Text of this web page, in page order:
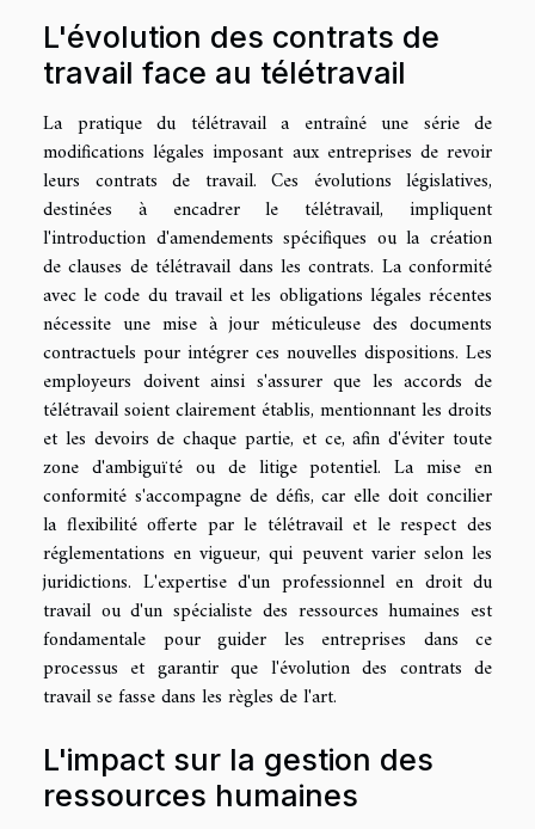
L'évolution des contrats de
travail face au télétravail
La pratique du télétravail a entraîné une série de
modifications légales imposant aux entreprises de revoir
leurs contrats de travail. Ces évolutions législatives,
destinées à encadrer le télétravail, impliquent
l'introduction d'amendements spécifiques ou la création
de clauses de télétravail dans les contrats. La conformité
avec le code du travail et les obligations légales récentes
nécessite une mise à jour méticuleuse des documents
contractuels pour intégrer ces nouvelles dispositions. Les
employeurs doivent ainsi s'assurer que les accords de
télétravail soient clairement établis, mentionnant les droits
et les devoirs de chaque partie, et ce, afin d'éviter toute
zone d'ambiguïté ou de litige potentiel. La mise en
conformité s'accompagne de défis, car elle doit concilier
la flexibilité offerte par le télétravail et le respect des
réglementations en vigueur, qui peuvent varier selon les
juridictions. L'expertise d'un professionnel en droit du
travail ou d'un spécialiste des ressources humaines est
fondamentale pour guider les entreprises dans ce
processus et garantir que l'évolution des contrats de
travail se fasse dans les règles de l'art.
L'impact sur la gestion des
ressources humaines